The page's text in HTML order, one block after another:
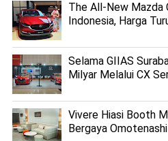
The All-New Mazda
Indonesia, Harga
Selama GIIAS
Milyar Melalui CX
Vivere Hiasi Booth
Bergaya